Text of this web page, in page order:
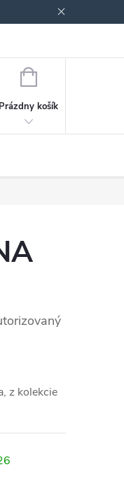
NÁKUPNÝ
Prázdny košík
z kolekcie